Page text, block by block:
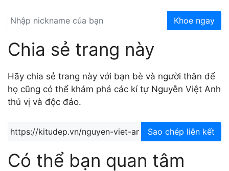
Khoe ngay
Chia sẻ trang này
Hãy chia sẻ trang này với bạn bè và người thân để
họ cũng có thể khám phá các kí tự Nguyễn Việt Anh
thú vị và độc đáo.
Sao chép liên kết
Có thể bạn quan tâm